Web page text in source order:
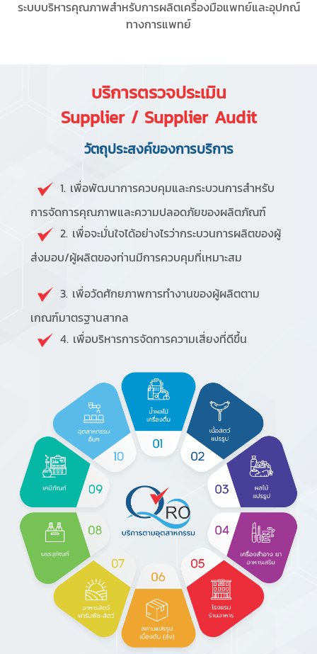
ระบบบริหารคุณภาพสำหรับการผลิตเครื่องมือแพทย์และอุปกณ์
ทางการแพทย์
บริการตรวจประเมิน
Supplier / Supplier Audit
วัตถุประสงค์ของการบริการ
1. เพื่อพัฒนาการควบคุมและกระบวนการสำหรับ
การจัดการคุณภาพและความปลอดภัยของผลิตภัณฑ์
2. เพื่อจะมั่นใจได้อย่างไรว่ากระบวนการผลิตของผู้
ส่งมอบ/ผู้ผลิตของท่านมีการควบคุมที่เหมาะสม
3. เพื่อวัดศักยภาพการทำงานของผู้ผลิตตาม
เกณฑ์มาตรฐานสากล
4. เพื่อบริหารการจัดการความเสี่ยงที่ดีขึ้น